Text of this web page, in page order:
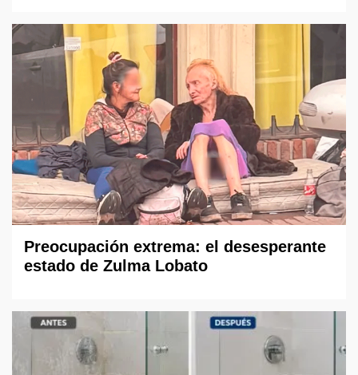
Preocupación extrema: el desesperante
estado de Zulma Lobato